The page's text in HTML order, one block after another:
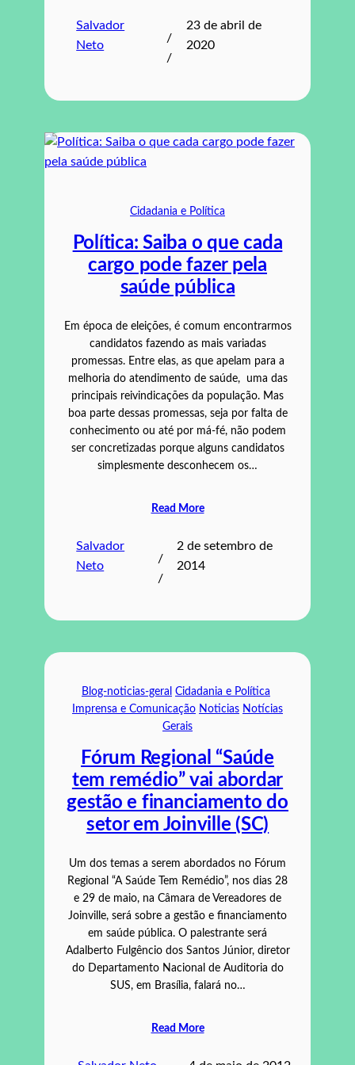
Salvador
Neto
/
/
23 de abril de
2020
Cidadania e Política
Política: Saiba o que cada
cargo pode fazer pela
saúde pública
Em época de eleições, é comum encontrarmos
candidatos fazendo as mais variadas
promessas. Entre elas, as que apelam para a
melhoria do atendimento de saúde, uma das
principais reivindicações da população. Mas
boa parte dessas promessas, seja por falta de
conhecimento ou até por má-fé, não podem
ser concretizadas porque alguns candidatos
simplesmente desconhecem os…
Read More
Salvador
Neto
/
/
2 de setembro de
2014
Blog-noticias-geral Cidadania e Política
Imprensa e Comunicação Noticias Notícias
Gerais
Fórum Regional “Saúde
tem remédio” vai abordar
gestão e financiamento do
setor em Joinville (SC)
Um dos temas a serem abordados no Fórum
Regional “A Saúde Tem Remédio”, nos dias 28
e 29 de maio, na Câmara de Vereadores de
Joinville, será sobre a gestão e financiamento
em saúde pública. O palestrante será
Adalberto Fulgêncio dos Santos Júnior, diretor
do Departamento Nacional de Auditoria do
SUS, em Brasília, falará no…
Read More